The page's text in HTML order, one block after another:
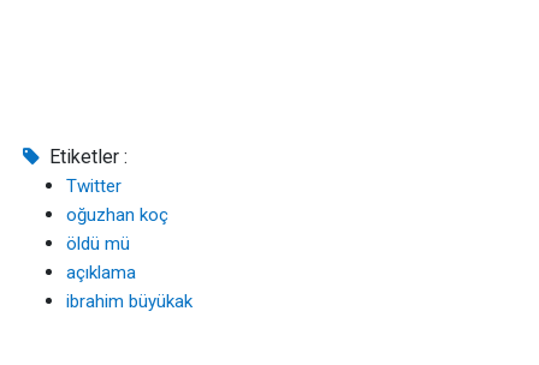
Etiketler :
Twitter
oğuzhan koç
öldü mü
açıklama
ibrahim büyükak